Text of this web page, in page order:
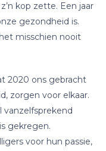
kop zette. Een jaar
gezondheid is.
misschien nooit
2020 ons gebracht
zorgen voor elkaar.
vanzelfsprekend
gekregen.
voor hun passie,